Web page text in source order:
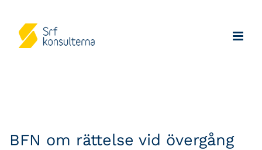
BFN om rättelse vid övergång